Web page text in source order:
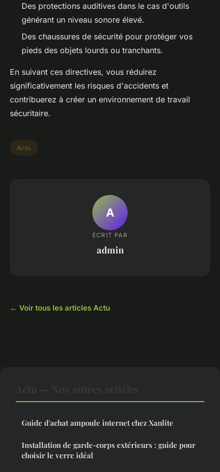
Des protections auditives dans le cas d'outils
générant un niveau sonore élevé.
Des chaussures de sécurité pour protéger vos
pieds des objets lourds ou tranchants.
En suivant ces directives, vous réduirez
significativement les risques d'accidents et
contribuerez à créer un environnement de travail
sécuritaire.
Actu
A
ECRIT PAR
admin
← Voir tous les articles Actu
Guide d'achat ampoule internet chez Xanlite
Installation de garde-corps extérieurs : guide pour
choisir le verre idéal